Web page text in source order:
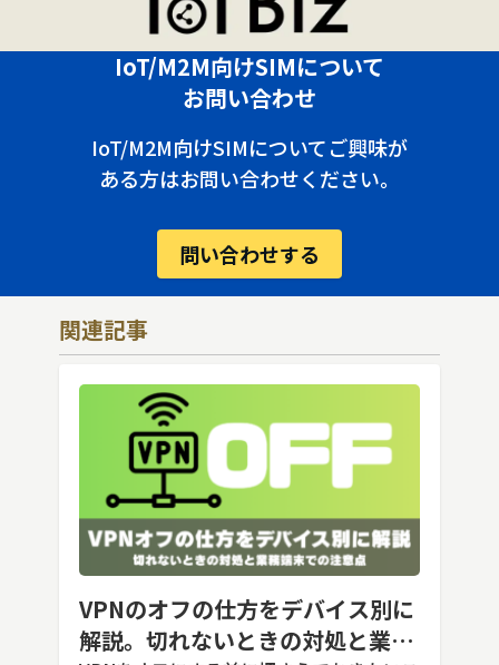
IoT/M2M向けSIMについて
お問い合わせ
IoT/M2M向けSIMについてご興味が
ある方はお問い合わせください。
問い合わせする
関連記事
VPNのオフの仕方をデバイス別に
解説。切れないときの対処と業務